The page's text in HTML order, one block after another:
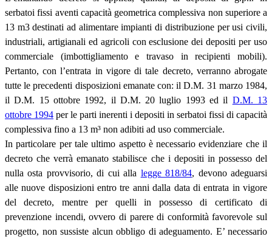
serbatoi fissi aventi capacità geometrica complessiva non superiore a
13 m3 destinati ad alimentare impianti di distribuzione per usi civili,
industriali, artigianali ed agricoli con esclusione dei depositi per uso
commerciale (imbottigliamento e travaso in recipienti mobili).
Pertanto, con l’entrata in vigore di tale decreto, verranno abrogate
tutte le precedenti disposizioni emanate con: il D.M. 31 marzo 1984,
il D.M. 15 ottobre 1992, il D.M. 20 luglio 1993 ed il D.M. 13
ottobre 1994 per le parti inerenti i depositi in serbatoi fissi di capacità
complessiva fino a 13 m³ non adibiti ad uso commerciale.
In particolare per tale ultimo aspetto è necessario evidenziare che il
decreto che verrà emanato stabilisce che i depositi in possesso del
nulla osta provvisorio, di cui alla legge 818/84, devono adeguarsi
alle nuove disposizioni entro tre anni dalla data di entrata in vigore
del decreto, mentre per quelli in possesso di certificato di
prevenzione incendi, ovvero di parere di conformità favorevole sul
progetto, non sussiste alcun obbligo di adeguamento. E’ necessario